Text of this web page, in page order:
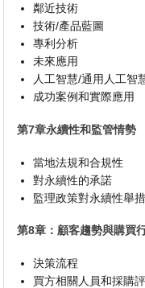
鄰近技術
技術/產品藍圖
專利分析
未來應用
人工智慧/通用人工智
成功案例和實際應用
第7章永續性和監管情勢
當地法規和合規性
對永續性的承諾
監理政策對永續性舉
第8章：顧客趨勢與購買
決策流程
買方相關人員和採購